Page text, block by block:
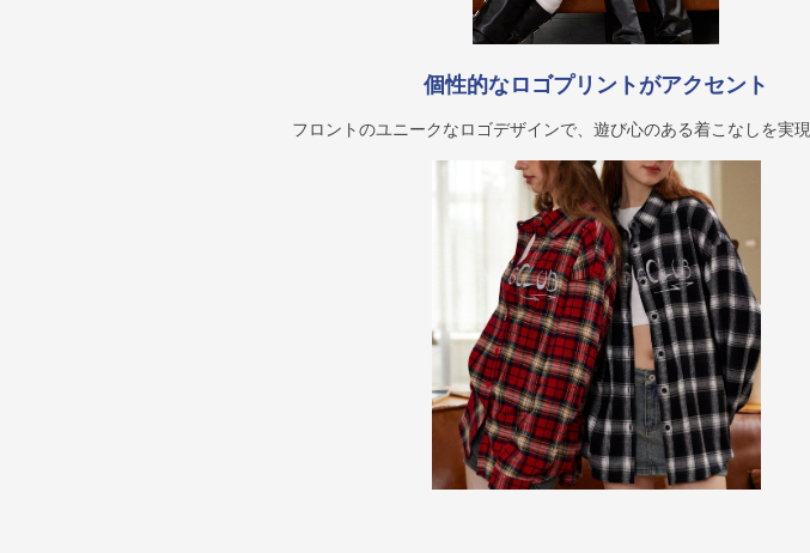
個性的なロゴプリントがアクセント
フロントのユニークなロゴデザインで、遊び心のある着こなしを実現